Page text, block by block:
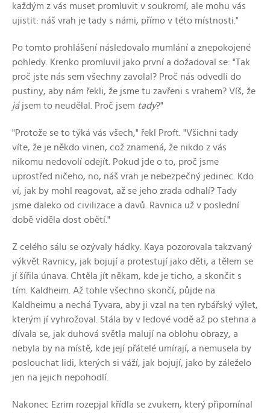
každým z vás muset promluvit v soukromí, ale mohu vás
ujistit: náš vrah je tady s námi, přímo v této místnosti."
Po tomto prohlášení následovalo mumlání a znepokojené
pohledy. Krenko promluvil jako první a dožadoval se: "Tak
proč jste nás sem všechny zavolal? Proč nás odvedli do
pustiny, aby nám řekli, že jsme tu zavřeni s vrahem? Víš, že
já jsem to neudělal. Proč jsem tady?"
"Protože se to týká vás všech," řekl Proft. "Všichni tady
víte, že je někdo vinen, což znamená, že nikdo z vás
nikomu nedovolí odejít. Pokud jde o to, proč jsme
uprostřed ničeho, no, náš vrah je nebezpečný jedinec. Kdo
ví, jak by mohl reagovat, až se jeho zrada odhalí? Tady
jsme daleko od civilizace a davů. Ravnica už v poslední
době viděla dost obětí."
Z celého sálu se ozývaly hádky. Kaya pozorovala takzvaný
výkvět Ravnicy, jak bojují a protestují jako děti, a tělem se
jí šířila únava. Chtěla jít někam, kde je ticho, a skončit s
tím. Kaldheim. Až tohle všechno skončí, půjde na
Kaldheimu a nechá Tyvara, aby ji vzal na ten rybářský výlet,
kterým jí vyhrožoval. Stála by v ledové vodě až po stehna a
dívala se, jak duhová světla malují na oblohu obrazy, a
nebyla by na místě, kde její přátelé umírají, a nemusela by
poslouchat lidi, kterých si váží, jak bojují, jako by záleželo
jen na jejich nepohodlí.
Nakonec Ezrim rozepjal křídla se zvukem, který připomínal